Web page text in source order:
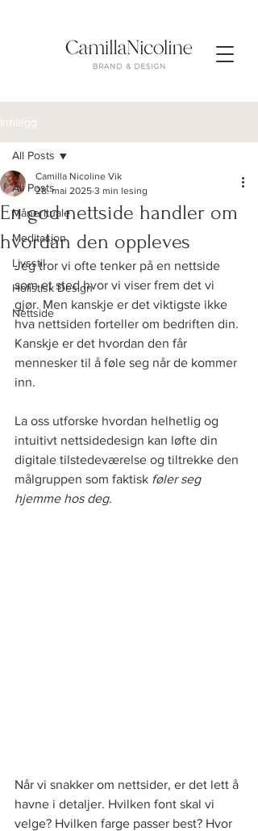
Innlegg
All Posts
Månerituale
Meditasjon
Livsstil
Holistisk Design
Nettside
All Posts
En god nettside handler om
hvordan den oppleves
Camilla Nicoline Vik
28. mai 2025 3 min lesing
Jeg tror vi ofte tenker på en nettside
som et sted hvor vi viser frem det vi
gjør. Men kanskje er det viktigste ikke
hva nettsiden forteller om bedriften din.
Kanskje er det hvordan den får
mennesker til å føle seg når de kommer
inn.
La oss utforske hvordan helhetlig og
intuitivt nettsidedesign kan løfte din
digitale tilstedeværelse og tiltrekke den
målgruppen som faktisk føler seg
hjemme hos deg.
Når vi snakker om nettsider, er det lett å
havne i detaljer. Hvilken font skal vi
velge? Hvilken farge passer best? Hvor